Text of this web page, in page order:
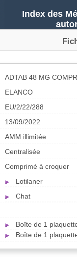
Index des
ADTAB 48 MG
ELANCO
EU/2/22/288
13/09/2022
AMM illimitée
Centralisée
Comprimé à croquer
Lotilaner
Chat
Boîte de 1
Boîte de 1